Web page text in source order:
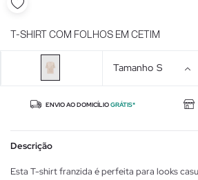
T-SHIRT COM FOLHOS EM CETIM
Tamanho S
ENVIO AO DOMICÍLIOGRÁTIS*
Descrição
Esta T-shirt franzida é perfeita para looks